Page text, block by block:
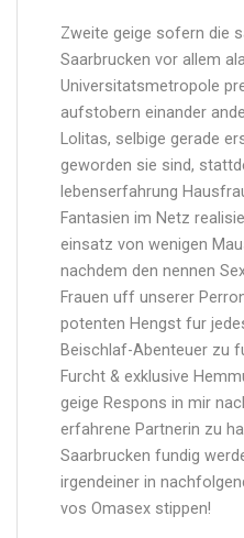
Zweite geige sofern die
Saarbrucken vor allem
Universitatsmetropole
aufstobern einander
Lolitas, selbige gerade
geworden sie sind,
lebenserfahrung
Fantasien im Netz
einsatz von wenigen
nachdem den nennen
Frauen uff unserer
potenten Hengst fur
Beischlaf-Abenteuer zu
Furcht & exklusive
geige Respons in mir
erfahrene Partnerin zu
Saarbrucken fundig
irgendeiner in
vos Omasex stippen!